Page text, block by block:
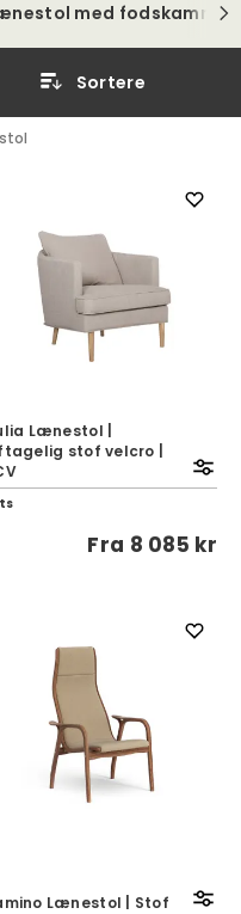
med fodskammel
Sortere
Lænestol |
stof velcro |
Fra 8 085 kr
Lænestol | Stof